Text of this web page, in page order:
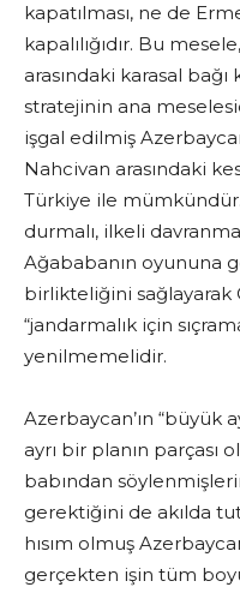
kapatılması, ne de
kapalılığıdır. Bu
arasındaki karasal
stratejinin ana
işgal edilmiş
Nahcivan arasındaki
Türkiye ile
durmalı, ilkeli
Ağababanın oyununa
birlikteliğini sağlayarak
“jandarmalık için
yenilmemelidir.
Azerbaycan’ın “büyük
ayrı bir planın parçası
babından
gerektiğini de akılda
hısım olmuş
gerçekten işin tüm